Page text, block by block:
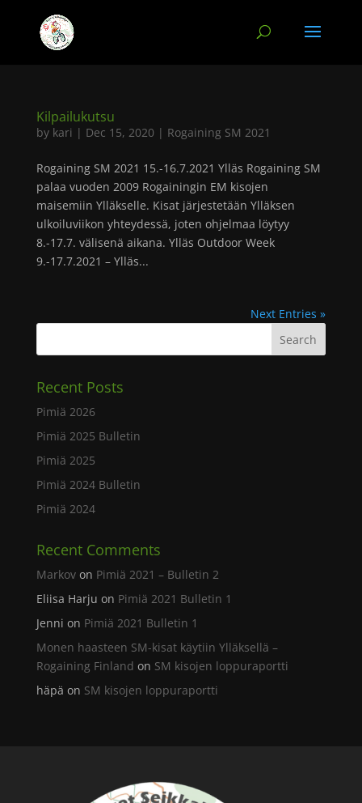
Kilpailukutsu
by kari | Dec 15, 2020 | Rogaining SM 2021
Rogaining SM 2021 15.-16.7.2021 Ylläs Rogaining SM
palaa vuoden 2009 Rogainingin EM kisojen
maisemiin Ylläkselle. Kisat järjestetään Ylläksen
ulkoiluviikon yhteydessä, joten ohjelmaa löytyy
8.-17.7. välisenä aikana. Ylläs Outdoor Week
9.-17.7.2021 – Ylläs...
Next Entries »
Recent Posts
Pimiä 2026
Pimiä 2025 Bulletin
Pimiä 2025
Pimiä 2024 Bulletin
Pimiä 2024
Recent Comments
Markovon Pimiä 2021 – Bulletin 2
Eliisa Harju on Pimiä 2021 Bulletin 1
Jenni on Pimiä 2021 Bulletin 1
Monen haasteen SM-kisat käytiin Ylläksellä –
Rogaining Finland on SM kisojen loppuraportti
häpä on SM kisojen loppuraportti